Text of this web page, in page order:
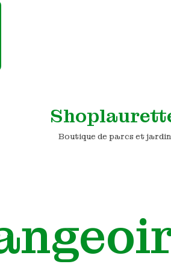
Boutique de parcs et